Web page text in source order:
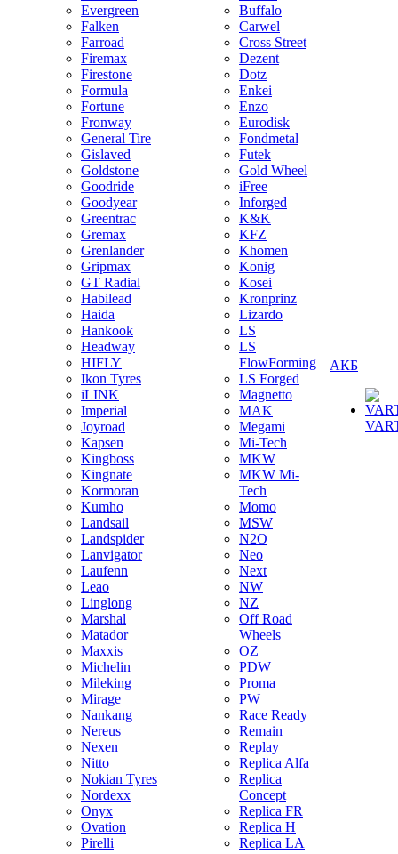
Evergreen
Falken
Farroad
Firemax
Firestone
Formula
Fortune
Fronway
General Tire
Gislaved
Goldstone
Goodride
Goodyear
Greentrac
Gremax
Grenlander
Gripmax
GT Radial
Habilead
Haida
Hankook
Headway
HIFLY
Ikon Tyres
iLINK
Imperial
Joyroad
Kapsen
Kingboss
Kingnate
Kormoran
Kumho
Landsail
Landspider
Lanvigator
Laufenn
Leao
Linglong
Marshal
Matador
Maxxis
Michelin
Mileking
Mirage
Nankang
Nereus
Nexen
Nitto
Nokian Tyres
Nordexx
Onyx
Ovation
Pirelli
Buffalo
Carwel
Cross Street
Dezent
Dotz
Enkei
Enzo
Eurodisk
Fondmetal
Futek
Gold Wheel
iFree
Inforged
K&K
KFZ
Khomen
Konig
Kosei
Kronprinz
Lizardo
LS
LS
FlowForming
LS Forged
Magnetto
MAK
Megami
Mi-Tech
MKW
MKW Mi-
Tech
Momo
MSW
N2O
Neo
Next
NW
NZ
Off Road
Wheels
OZ
PDW
Proma
PW
Race Ready
Remain
Replay
Replica Alfa
Replica
Concept
Replica FR
Replica H
Replica LA
АКБ